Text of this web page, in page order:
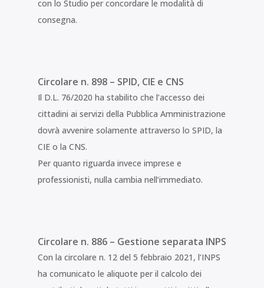
con lo Studio per concordare le modalità di
consegna.
Circolare n. 898 – SPID, CIE e CNS
Il D.L. 76/2020 ha stabilito che l’accesso dei
cittadini ai servizi della Pubblica Amministrazione
dovrà avvenire solamente attraverso lo SPID, la
CIE o la CNS.
Per quanto riguarda invece imprese e
professionisti, nulla cambia nell’immediato.
Circolare n. 886 – Gestione separata INPS
Con la circolare n. 12 del 5 febbraio 2021, l’INPS
ha comunicato le aliquote per il calcolo dei